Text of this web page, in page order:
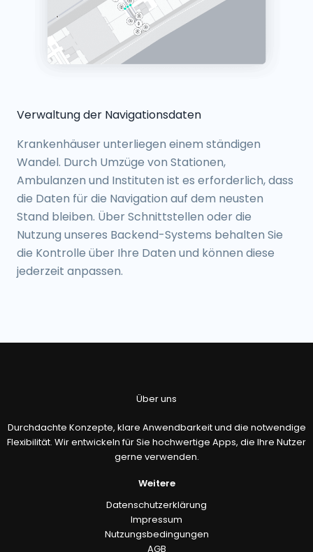
Verwaltung der Navigationsdaten
Krankenhäuser unterliegen einem ständigen
Wandel. Durch Umzüge von Stationen,
Ambulanzen und Instituten ist es erforderlich, dass
die Daten für die Navigation auf dem neusten
Stand bleiben. Über Schnittstellen oder die
Nutzung unseres Backend-Systems behalten Sie
die Kontrolle über Ihre Daten und können diese
jederzeit anpassen.
Über uns
Durchdachte Konzepte, klare Anwendbarkeit und die notwendige
Flexibilität. Wir entwickeln für Sie hochwertige Apps, die Ihre Nutzer
gerne verwenden.
Weitere
Datenschutzerklärung
Impressum
Nutzungsbedingungen
AGB